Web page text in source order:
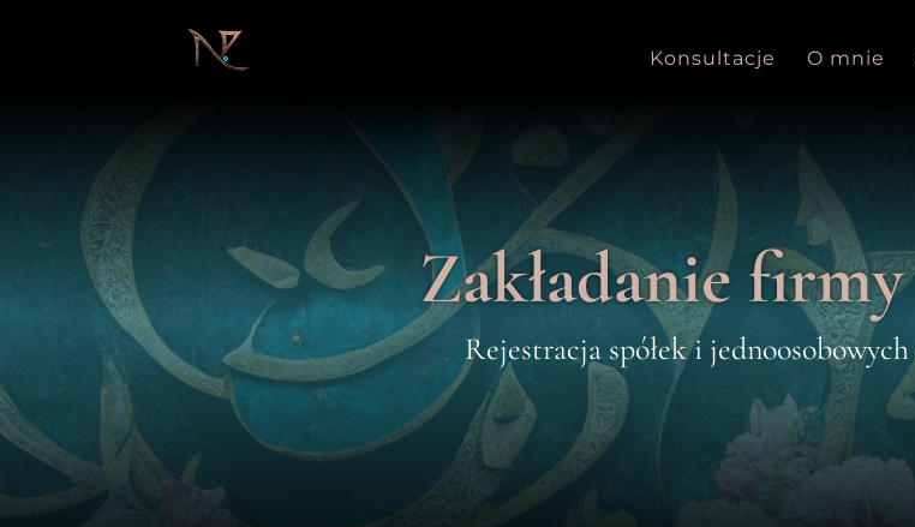
Konsultacje O mnie
Zakładanie
Rejestracja spółek i